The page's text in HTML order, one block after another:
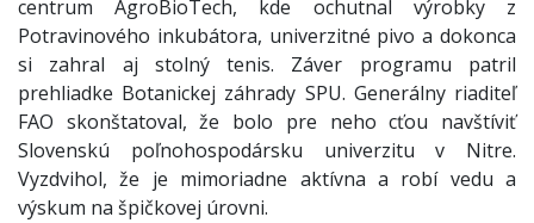
centrum AgroBioTech, kde ochutnal výrobky z
Potravinového inkubátora, univerzitné pivo a dokonca
si zahral aj stolný tenis. Záver programu patril
prehliadke Botanickej záhrady SPU. Generálny riaditeľ
FAO skonštatoval, že bolo pre neho cťou navštíviť
Slovenskú poľnohospodársku univerzitu v Nitre.
Vyzdvihol, že je mimoriadne aktívna a robí vedu a
výskum na špičkovej úrovni.